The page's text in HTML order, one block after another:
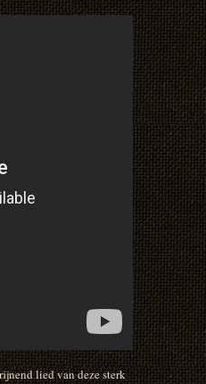
lied van deze sterk